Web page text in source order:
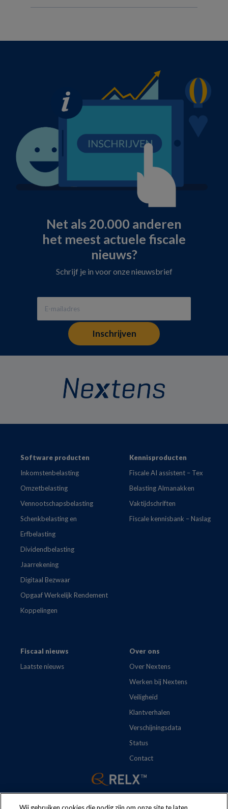
Net als 20.000 anderen
het meest actuele fiscale
nieuws?
Schrijf je in voor onze nieuwsbrief
FooterSoftware producten
Inkomstenbelasting
Omzetbelasting
Vennootschapsbelasting
Schenkbelasting en
Erfbelasting
Dividendbelasting
Jaarrekening
Digitaal Bezwaar
Opgaaf Werkelijk Rendement
Koppelingen
Kennisproducten
Fiscale AI assistent – Tex
Belasting Almanakken
Vaktijdschriften
Fiscale kennisbank – Naslag
Fiscaal nieuws
Laatste nieuws
Over ons
Over Nextens
Werken bij Nextens
Veiligheid
Klantverhalen
Verschijningsdata
Status
Contact